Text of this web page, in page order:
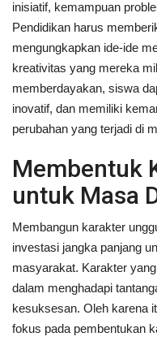
inisiatif, kemampuan
Pendidikan harus
mengungkapkan ide-ide
kreativitas yang mereka
memberdayakan, siswa
inovatif, dan memiliki
perubahan yang terjadi di
Membentuk
untuk Masa
Membangun karakter
investasi jangka panjang
masyarakat. Karakter
dalam menghadapi
kesuksesan. Oleh karena
fokus pada pembentukan